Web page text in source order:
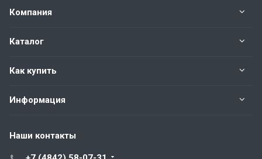
Компания
Каталог
Как купить
Информация
Наши контакты